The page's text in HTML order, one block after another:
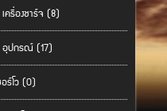
ครื่องชาร์จ (8)
อุปกรณ์ (17)
อร์โว (0)